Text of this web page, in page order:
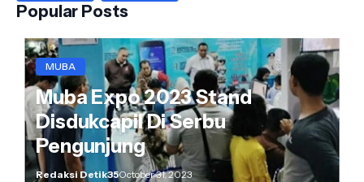
Popular Posts
MUBA
Muba Expo 2023 Stand
Disdukcapil Di Serbu
Pengunjung
Redaksi Detik35October 31, 2023